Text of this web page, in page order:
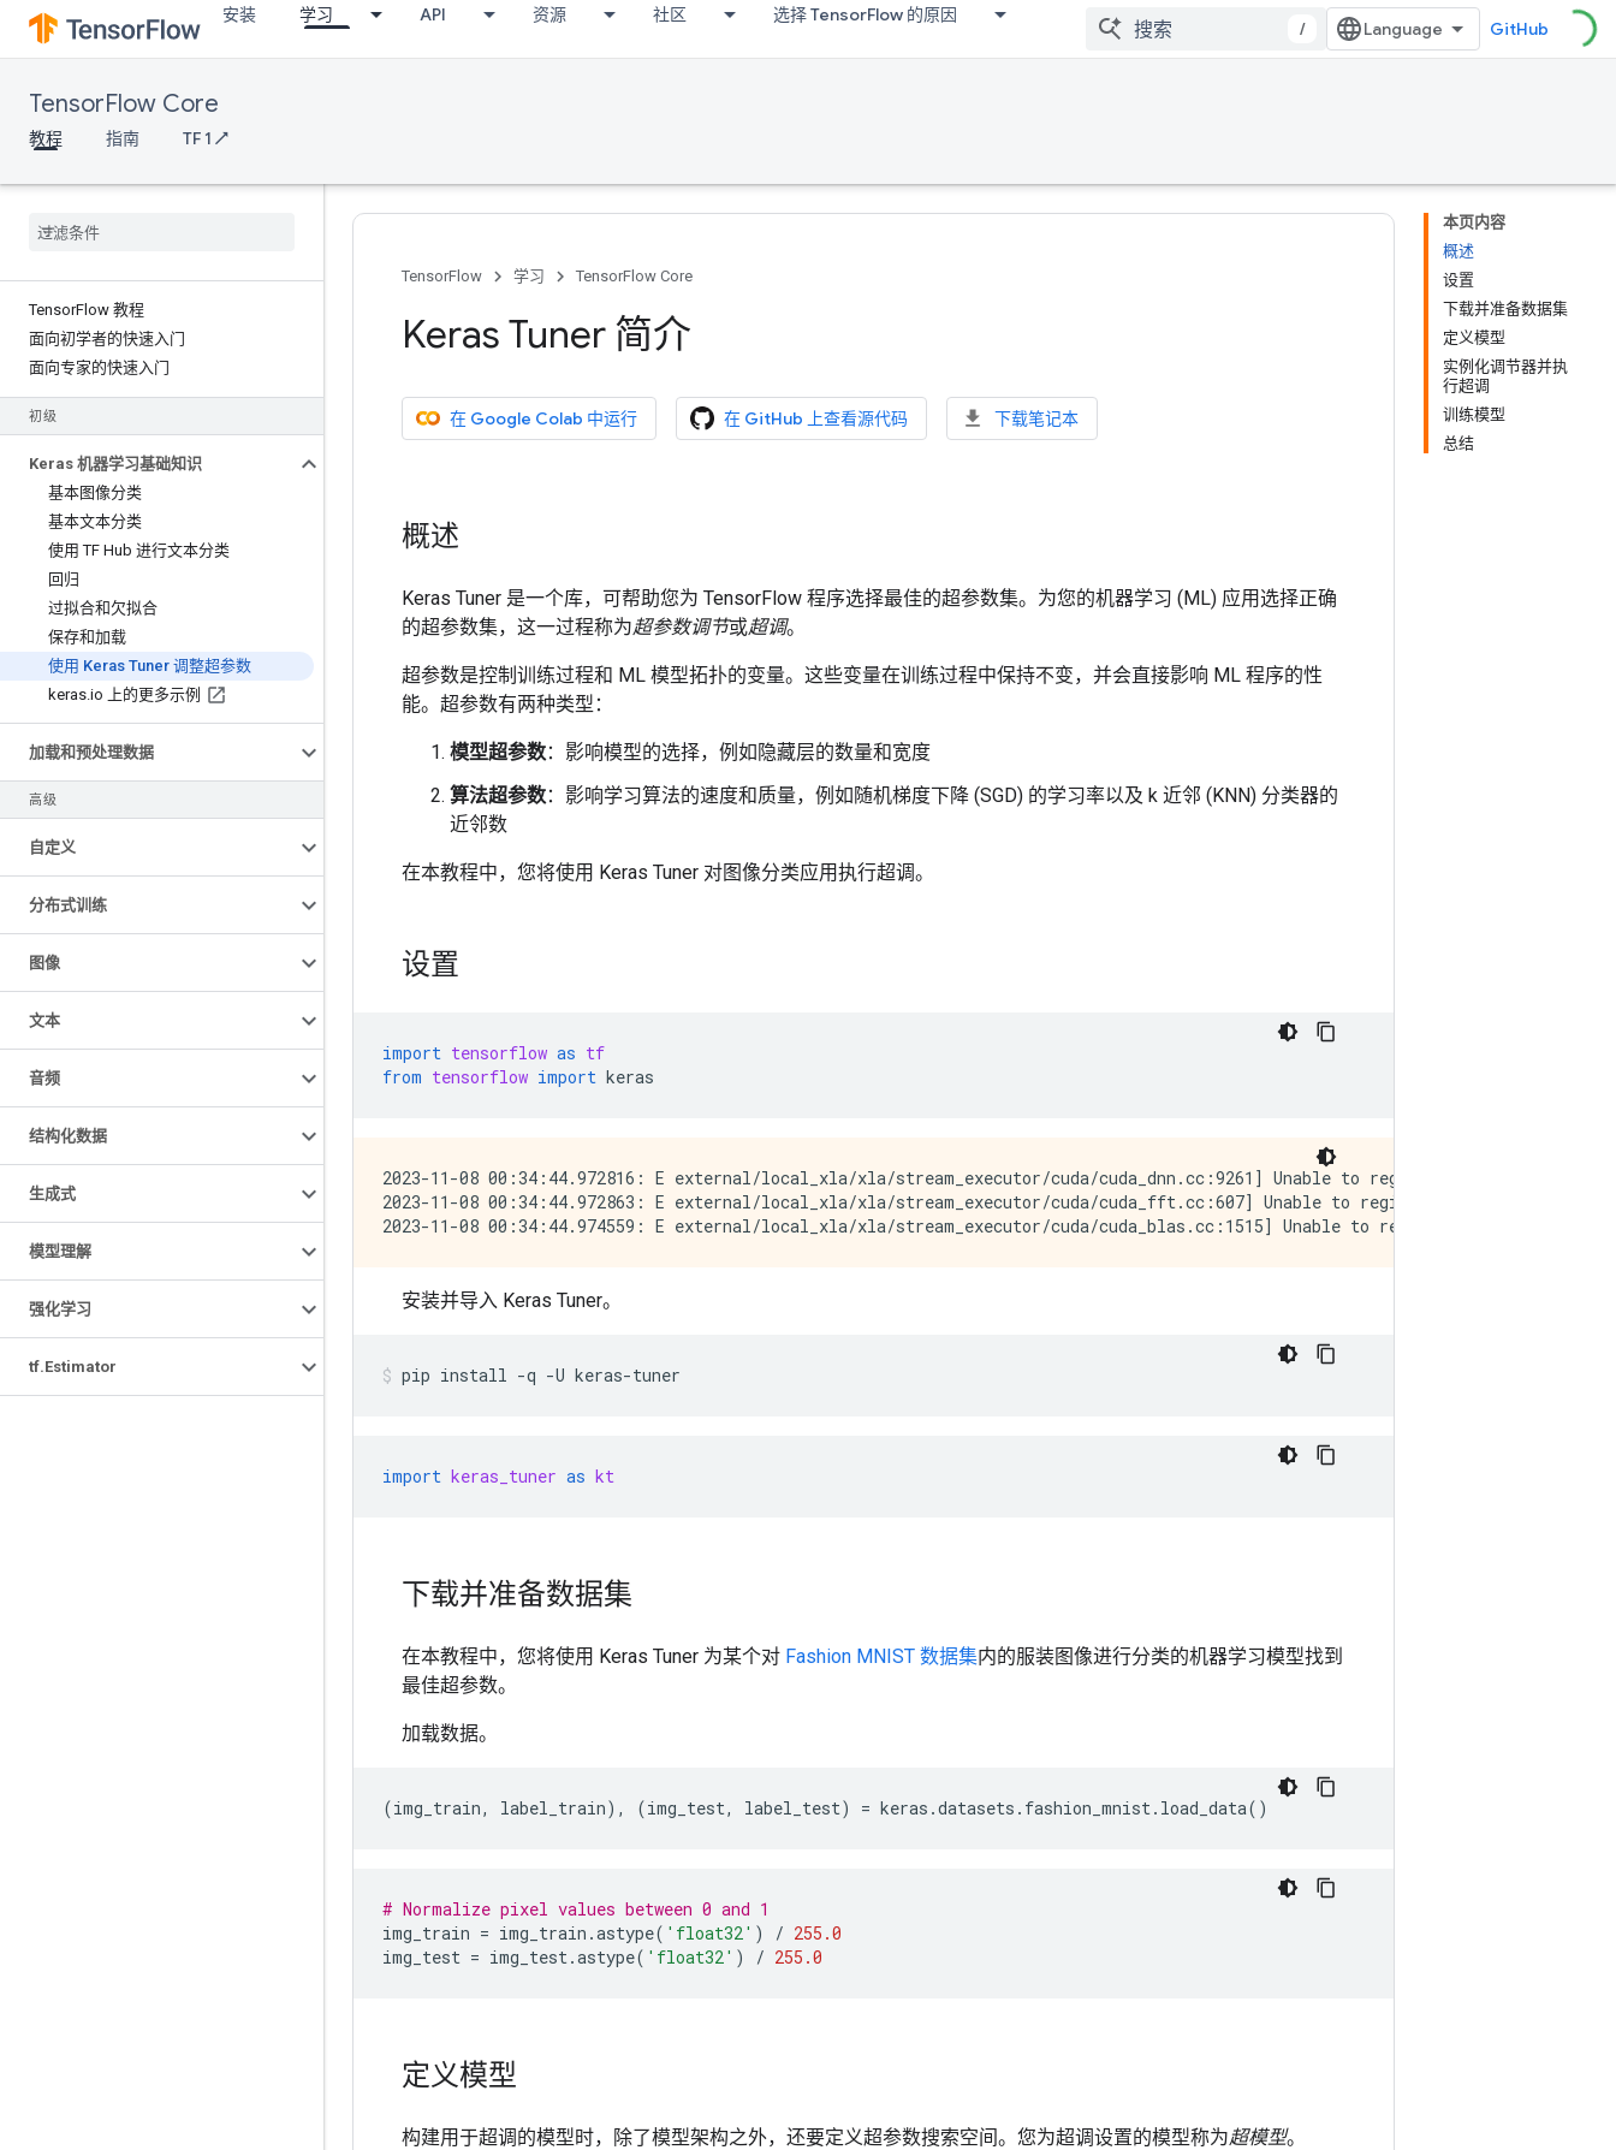
安装 学习 API 资源 社区 选择 TensorFlow 的原因
/ GitHub
TensorFlow Core
教程 指南 TF 1 ↗
TensorFlow 教程
面向初学者的快速入门
面向专家的快速入门
初级
Keras 机器学习基础知识
基本图像分类
基本文本分类
使用 TF Hub 进行文本分类
回归
过拟合和欠拟合
保存和加载
使用 Keras Tuner 调整超参数
keras.io 上的更多示例
加载和预处理数据
高级
自定义
分布式训练
图像
文本
音频
结构化数据
生成式
模型理解
强化学习
tf.Estimator
本页内容
概述
设置
下载并准备数据集
定义模型
实例化调节器并执
行超调
训练模型
总结
TensorFlow 学习 TensorFlow Core
Keras Tuner 简介
在 Google Colab 中运行 在 GitHub 上查看源代码 下载笔记本
概述
Keras Tuner 是一个库，可帮助您为 TensorFlow 程序选择最佳的超参数集。为您的机器学习 (ML) 应用选择正确
的超参数集，这一过程称为超参数调节或超调。
超参数是控制训练过程和 ML 模型拓扑的变量。这些变量在训练过程中保持不变，并会直接影响 ML 程序的性
能。超参数有两种类型：
模型超参数：影响模型的选择，例如隐藏层的数量和宽度
算法超参数：影响学习算法的速度和质量，例如随机梯度下降 (SGD) 的学习率以及 k 近邻 (KNN) 分类器的
近邻数
在本教程中，您将使用 Keras Tuner 对图像分类应用执行超调。
设置
import tensorflow as tf
from tensorflow import keras
2023-11-08 00:34:44.972816: E external/local_xla/xla/stream_executor/cuda/cuda_dnn.cc:9261] Unable to register cuDNN
2023-11-08 00:34:44.972863: E external/local_xla/xla/stream_executor/cuda/cuda_fft.cc:607] Unable to register cuFFT factory:
安装并导入 Keras Tuner。
pip install -q -U keras-tuner
import keras_tuner as kt
下载并准备数据集
在本教程中，您将使用 Keras Tuner 为某个对 Fashion MNIST 数据集内的服装图像进行分类的机器学习模型找到
最佳超参数。
加载数据。
(img_train, label_train), (img_test, label_test) = keras .datasets . fashion_mnist. load_data()
# Normalize pixel values between 0 and 1
img_train = img_train .astype( 'float32' ) / 255.0
img_test = img_test.astype( 'float32' ) / 255.0
定义模型
构建用于超调的模型时，除了模型架构之外，还要定义超参数搜索空间。您为超调设置的模型称为超模型。